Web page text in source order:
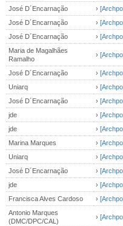
José D´Encarnação
›
José D´Encarnação
›
José D´Encarnação
›
Maria de Magalhães
Ramalho
›
José D´Encarnação ›
Uniarq
›
José D´Encarnação
›
jde
›
jde
›
Marina Marques
›
Uniarq
›
José D´Encarnação
›
jde
›
Francisca Alves Cardoso
›
Antonio Marques
(DMC/DPC/CAL)
›